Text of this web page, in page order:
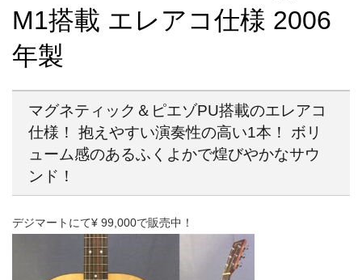
M1搭載 エレアコ仕様 2006
年製
マグネティック＆ピエゾPU搭載のエレアコ
仕様！ 抱えやすい演奏性の高い1本！ ボリ
ューム感のあるふくよかで煌びやかなサウ
ンド！
デジマートにて¥ 99,000で販売中！